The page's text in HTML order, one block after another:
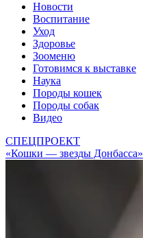
Новости
Воспитание
Уход
Здоровье
Зооменю
Готовимся к выставке
Наука
Породы кошек
Породы собак
Видео
СПЕЦПРОЕКТ
«Кошки — звезды Донбасса»